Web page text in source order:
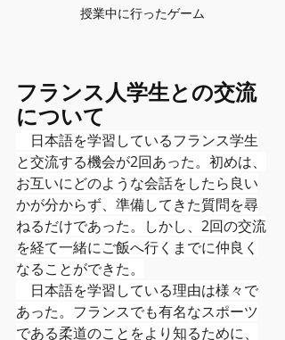
授業中に行ったゲーム
フランス人学生との交流
について
日本語を学習しているフランス学生
と交流する機会が2回あった。初めは、
お互いにどのような会話をしたら良い
かが分からず、準備してきた質問を尋
ねるだけであった。しかし、2回の交流
を経て一緒にご飯へ行くまでに仲良く
なることができた。
日本語を学習している理由は様々で
あった。フランスでも有名なスポーツ
である柔道のことをより知るために、